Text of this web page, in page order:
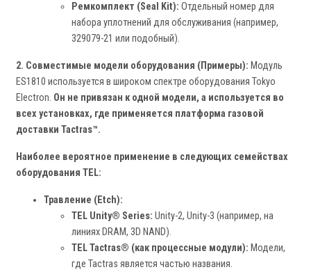
Ремкомплект (Seal Kit): Отдельный номер для
набора уплотнений для обслуживания (например,
329079-21 или подобный).
2. Совместимые модели оборудования (Примеры): Модуль
ES1810 используется в широком спектре оборудования Tokyo
Electron. Он не привязан к одной модели, а используется во
всех установках, где применяется платформа газовой
доставки Tactras™.
Наиболее вероятное применение в следующих семействах
оборудования TEL:
Травление (Etch):
TEL Unity® Series: Unity-2, Unity-3 (например, на
линиях DRAM, 3D NAND).
TEL Tactras® (как процессные модули): Модели,
где Tactras является частью названия.